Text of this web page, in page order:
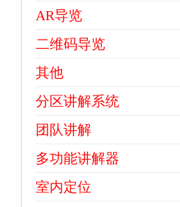
AR导览
二维码导览
其他
分区讲解系统
团队讲解
多功能讲解器
室内定位